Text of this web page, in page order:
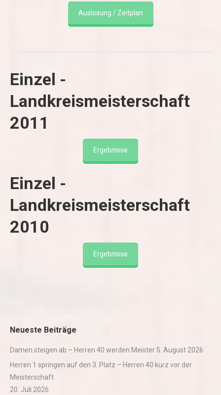
Auslosung / Zeitplan
Einzel -
Landkreismeisterschaft
2011
Ergebnisse
Einzel -
Landkreismeisterschaft
2010
Ergebnisse
Neueste Beiträge
Damen steigen ab – Herren 40 werden Meister 5. August 2026
Herren 1 springen auf den 3. Platz – Herren 40 kurz vor der
Meisterschaft
20. Juli 2026